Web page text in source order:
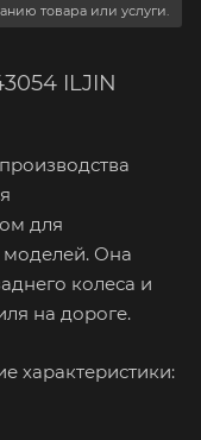
товара или услуги.
ILJIN
для
Она
колеса и
на дороге.
характеристики: